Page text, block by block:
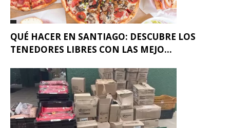
QUÉ HACER EN SANTIAGO: DESCUBRE LOS
TENEDORES LIBRES CON LAS MEJO...